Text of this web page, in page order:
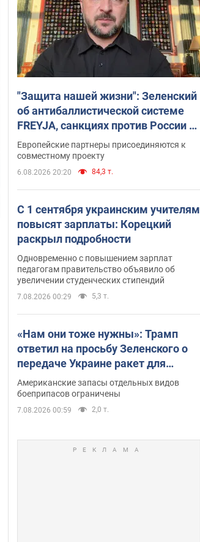
"Защита нашей жизни": Зеленский
об антибаллистической системе
FREYJA, санкциях против России и
поддержке аграриев. Видео
Европейские партнеры присоединяются к
совместному проекту
6.08.2026 20:20 84,3 т.
С 1 сентября украинским учителям
повысят зарплаты: Корецкий
раскрыл подробности
Одновременно с повышением зарплат
педагогам правительство объявило об
увеличении студенческих стипендий
7.08.2026 00:29 5,3 т.
«Нам они тоже нужны»: Трамп
ответил на просьбу Зеленского о
передаче Украине ракет для
Patriot
Американские запасы отдельных видов
боеприпасов ограничены
7.08.2026 00:59 2,0 т.